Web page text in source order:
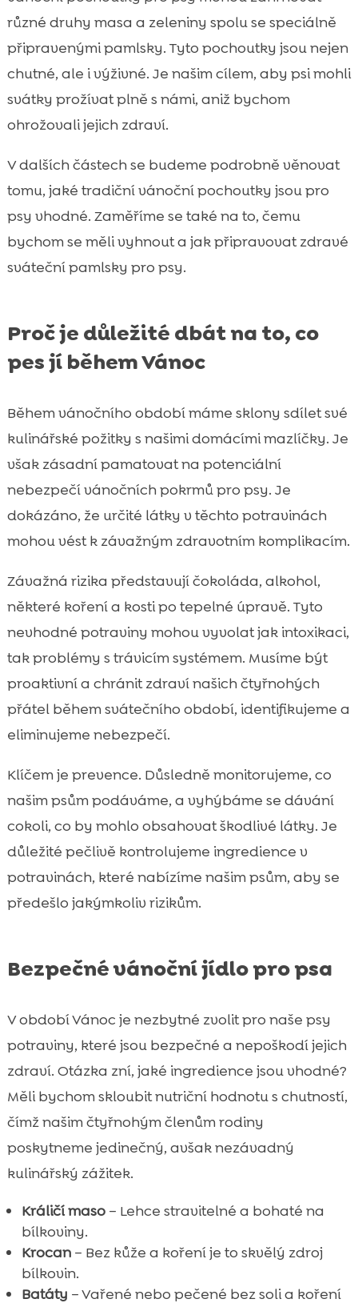
různé druhy masa a zeleniny spolu se speciálně
připravenými pamlsky. Tyto pochoutky jsou nejen
chutné, ale i výživné. Je našim cílem, aby psi mohli
svátky prožívat plně s námi, aniž bychom
ohrožovali jejich zdraví.
V dalších částech se budeme podrobně věnovat
tomu, jaké tradiční vánoční pochoutky jsou pro
psy vhodné. Zaměříme se také na to, čemu
bychom se měli vyhnout a jak připravovat zdravé
sváteční pamlsky pro psy.
Proč je důležité dbát na to, co
pes jí během Vánoc
Během vánočního období máme sklony sdílet své
kulinářské požitky s našimi domácími mazlíčky. Je
však zásadní pamatovat na potenciální
nebezpečí vánočních pokrmů pro psy. Je
dokázáno, že určité látky v těchto potravinách
mohou vést k závažným zdravotním komplikacím.
Závažná rizika představují čokoláda, alkohol,
některé koření a kosti po tepelné úpravě. Tyto
nevhodné potraviny mohou vyvolat jak intoxikaci,
tak problémy s trávicím systémem. Musíme být
proaktivní a chránit zdraví našich čtyřnohých
přátel během svátečního období, identifikujeme a
eliminujeme nebezpečí.
Klíčem je prevence. Důsledně monitorujeme, co
našim psům podáváme, a vyhýbáme se dávání
cokoli, co by mohlo obsahovat škodlivé látky. Je
důležité pečlivě kontrolujeme ingredience v
potravinách, které nabízíme našim psům, aby se
předešlo jakýmkoliv rizikům.
Bezpečné vánoční jídlo pro psa
V období Vánoc je nezbytné zvolit pro naše psy
potraviny, které jsou bezpečné a nepoškodí jejich
zdraví. Otázka zní, jaké ingredience jsou vhodné?
Měli bychom skloubit nutriční hodnotu s chutností,
čímž našim čtyřnohým členům rodiny
poskytneme jedinečný, avšak nezávadný
kulinářský zážitek.
Králičí maso– Lehce stravitelné a bohaté na
bílkoviny.
Krocan– Bez kůže a koření je to skvělý zdroj
bílkovin.
Batáty – Vařené nebo pečené bez soli a koření